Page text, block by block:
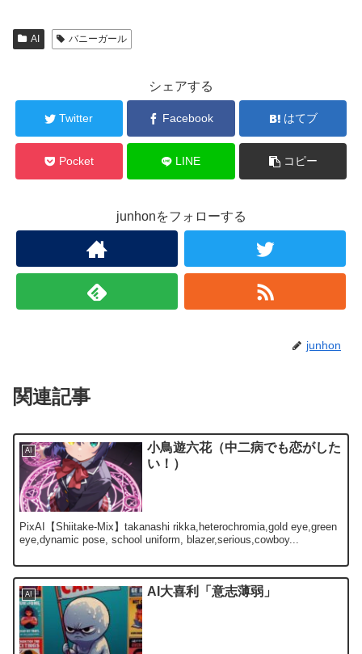
AI バニーガール
シェアする
Twitter Facebook はてブ
Pocket LINE コピー
junhonをフォローする
junhon
関連記事
AI
小鳥遊六花（中二病でも恋がした
い！）
PixAI【Shiitake-Mix】takanashi rikka,heterochromia,gold eye,green
eye,dynamic pose, school uniform, blazer,serious,cowboy...
AI AI大喜利「意志薄弱」